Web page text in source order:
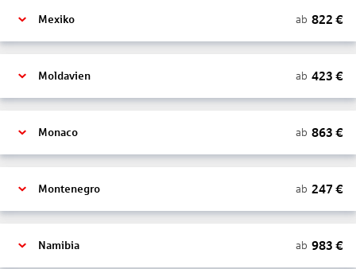
Mexiko ab 822 €
Moldavien ab 423 €
Monaco ab 863 €
Montenegro ab 247 €
Namibia ab 983 €